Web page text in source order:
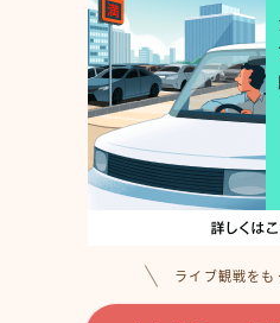
ライブ観戦をも